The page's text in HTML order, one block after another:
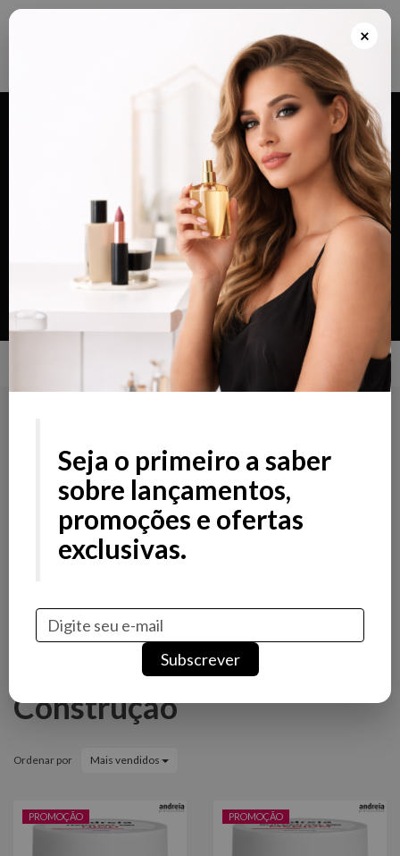
Envios grátis a partir de 100€ para Portugal e Continental e Península Espanhola
ou Levante e pague as suas encomendas nas nossas instalações em Almada
após realizar o seu pedido(indicar no final do pedido)
Preço
Promoção
Marcas
Andreia Profection Gel
Construção
Ordenar por Mais vendidos
PROMOÇÃO PROMOÇÃO
×
Seja o primeiro a saber
sobre lançamentos,
promoções e ofertas
exclusivas.
Subscrever